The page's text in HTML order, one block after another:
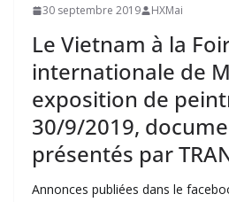
30 septembre 2019 HXMai
Le Vietnam à la
internationale de
exposition de
30/9/2019,
présentés par
Annonces publiées dans le